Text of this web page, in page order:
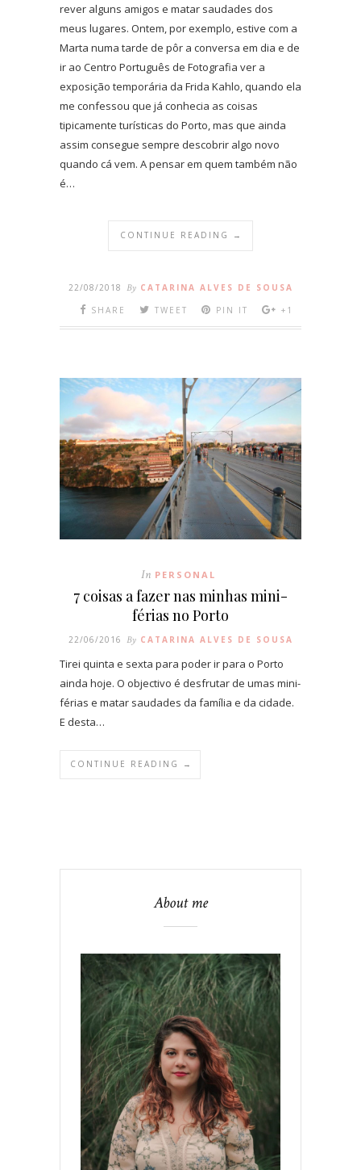
rever alguns amigos e matar saudades dos
meus lugares. Ontem, por exemplo, estive com a
Marta numa tarde de pôr a conversa em dia e de
ir ao Centro Português de Fotografia ver a
exposição temporária da Frida Kahlo, quando ela
me confessou que já conhecia as coisas
tipicamente turísticas do Porto, mas que ainda
assim consegue sempre descobrir algo novo
quando cá vem. A pensar em quem também não
é…
CONTINUE READING →
22/08/2018 By CATARINA ALVES DE SOUSA
SHARE
TWEET PIN IT +1
In PERSONAL
7 coisas a fazer nas minhas mini-
férias no Porto
22/06/2016 By CATARINA ALVES DE SOUSA
Tirei quinta e sexta para poder ir para o Porto
ainda hoje. O objectivo é desfrutar de umas mini-
férias e matar saudades da família e da cidade.
E desta…
CONTINUE READING →
About me